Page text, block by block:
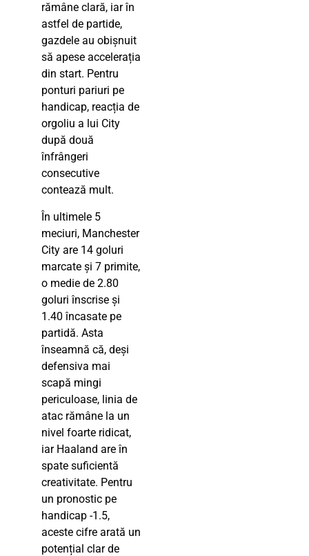
rămâne clară, iar în
astfel de partide,
gazdele au obișnuit
să apese accelerația
din start. Pentru
ponturi pariuri pe
handicap, reacția de
orgoliu a lui City
după două
înfrângeri
consecutive
contează mult.
În ultimele 5
meciuri, Manchester
City are 14 goluri
marcate și 7 primite,
o medie de 2.80
goluri înscrise și
1.40 încasate pe
partidă. Asta
înseamnă că, deși
defensiva mai
scapă mingi
periculoase, linia de
atac rămâne la un
nivel foarte ridicat,
iar Haaland are în
spate suficientă
creativitate. Pentru
un pronostic pe
handicap -1.5,
aceste cifre arată un
potențial clar de